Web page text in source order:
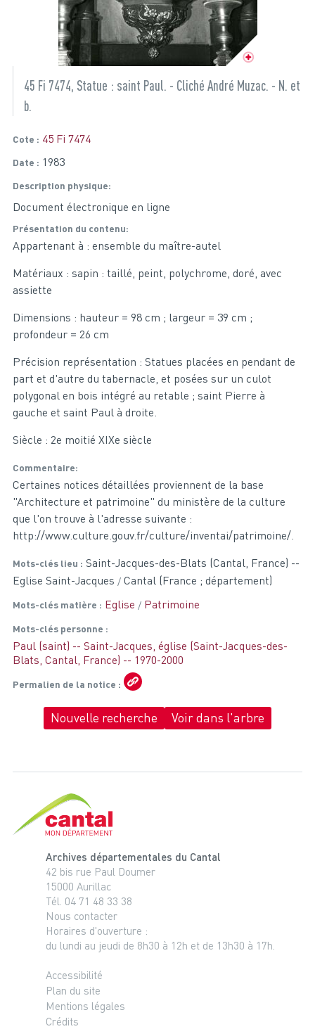
45 Fi 7474, Statue : saint Paul. - Cliché André Muzac. - N. et
b.
Cote 45 Fi 7474
Date 1983
Description physique
Document électronique en ligne
Présentation du contenu
Appartenant à : ensemble du maître-autel
Matériaux : sapin : taillé, peint, polychrome, doré, avec
assiette
Dimensions : hauteur = 98 cm ; largeur = 39 cm ;
profondeur = 26 cm
Précision représentation : Statues placées en pendant de
part et d'autre du tabernacle, et posées sur un culot
polygonal en bois intégré au retable ; saint Pierre à
gauche et saint Paul à droite.
Siècle : 2e moitié XIXe siècle
Commentaire
Certaines notices détaillées proviennent de la base
"Architecture et patrimoine" du ministère de la culture
que l'on trouve à l'adresse suivante :
http://www.culture.gouv.fr/culture/inventai/patrimoine/.
Mots-clés lieu
Saint-Jacques-des-Blats (Cantal, France) --
Eglise Saint-Jacques
Cantal (France ; département)
Mots-clés matière Eglise Patrimoine
Mots-clés personne
Paul (saint) -- Saint-Jacques, église (Saint-Jacques-des-
Blats, Cantal, France) -- 1970-2000
Permalien de la notice
Nouvelle recherche Voir dans l'arbre
Archives départementales du Cantal
42 bis rue Paul Doumer
15000 Aurillac
Tél. 04 71 48 33 38
Nous contacter
Horaires d'ouverture :
du lundi au jeudi de 8h30 à 12h et de 13h30 à 17h.
Accessibilité
Plan du site
Mentions légales
Crédits